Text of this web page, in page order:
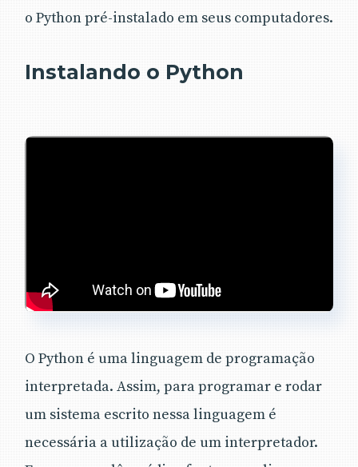
o Python pré-instalado em seus computadores.
Instalando o Python
O Python é uma linguagem de programação
interpretada. Assim, para programar e rodar
um sistema escrito nessa linguagem é
necessária a utilização de um interpretador.